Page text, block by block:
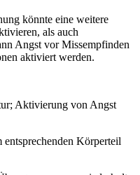
könnte eine weitere
als auch
Angst vor Missempfinden
aktiviert werden.
Aktivierung von Angst
Körperteil